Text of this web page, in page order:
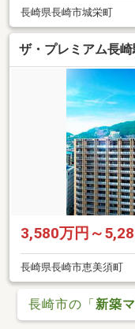
長崎県長崎市城栄町
ザ・プレミアム長
3,580万円～
長崎県長崎市恵美須町
長崎市の「新築